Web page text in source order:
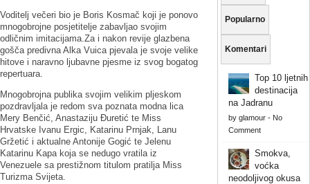
Voditelj večeri bio je Boris Kosmač koji je ponovo
mnogobrojne posjetitelje zabavljao svojim
odličnim imitacijama.Za i nakon revije glazbena
gošča predivna Alka Vuica pjevala je svoje velike
hitove i naravno ljubavne pjesme iz svog bogatog
repertuara.
Mnogobrojna publika svojim velikim pljeskom
pozdravljala je redom sva poznata modna lica
Mery Benčić, Anastaziju Đuretić te Miss
Hrvatske Ivanu Ergic, Katarinu Prnjak, Lanu
Gržetić i aktualne Antonije Gogić te Jelenu
Katarinu Kapa koja se nedugo vratila iz
Venezuele sa prestižnom titulom pratilja Miss
Turizma Svijeta.
Popularno
Komentari
Top 10 ljetnih
destinacija
na Jadranu
by glamour- No
Comment
Smokva,
voćka
neodoljivog okusa